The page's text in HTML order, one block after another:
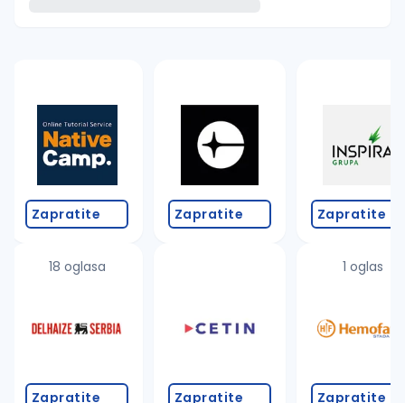
Takođe možete da:
proverite pravopisne greške (koristite č, ć, š, đ,
povećajte radijus za odabrani grad
promenite odabrane filtere pretrage
Zapratite
18 oglasa
Zapratite
Zapratite
Zapratite
Zapratite
1 oglas
Zapratite